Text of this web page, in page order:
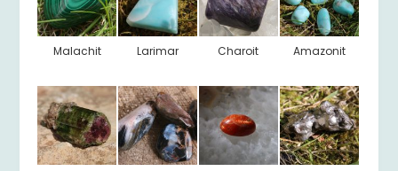
Malachit Larimar Charoit Amazonit